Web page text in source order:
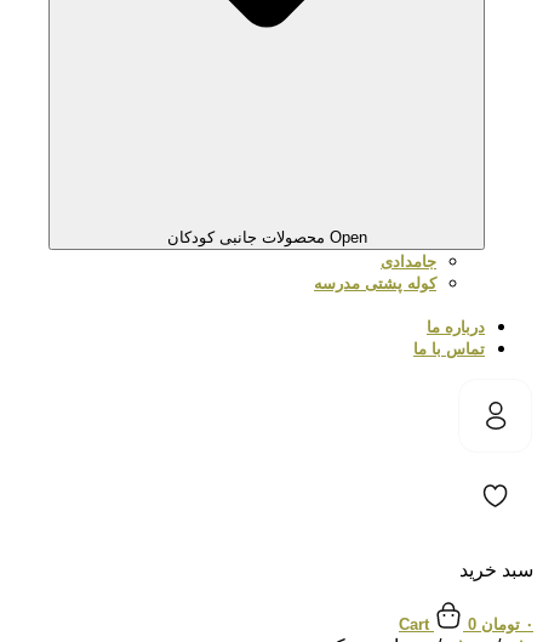
Open محصولات جانبی کودکان
جامدادی
کوله پشتی مدرسه
درباره ما
تماس با ما
سبد خرید
تومان 0
Cart